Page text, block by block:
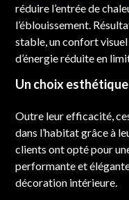
réduire l’entrée de
l’éblouissement.
stable, un confort
d’énergie réduite en
Un choix
Outre leur efficacité,
dans l’habitat grâce à
clients ont opté pour
performante et
décoration intérieure.